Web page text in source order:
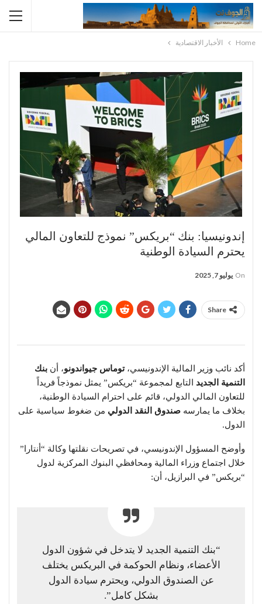
Home الأخبار الاقتصادية
إندونيسيا: بنك “بريكس” نموذج للتعاون المالي
يحترم السيادة الوطنية
On يوليو 7, 2025
Share
أكد نائب وزير المالية الإندونيسي،توماس جيواندونو، أن بنك
التنمية الجديد التابع لمجموعة “بريكس” يمثل نموذجاً فريداً
للتعاون المالي الدولي، قائم على احترام السيادة الوطنية،
بخلاف ما يمارسه صندوق النقد الدولي من ضغوط سياسية على
الدول.
وأوضح المسؤول الإندونيسي، في تصريحات نقلتها وكالة “أنتارا”
خلال اجتماع وزراء المالية ومحافظي البنوك المركزية لدول
“بريكس” في البرازيل، أن:
“بنك التنمية الجديد لا يتدخل في شؤون الدول
الأعضاء، ونظام الحوكمة في البريكس يختلف
عن الصندوق الدولي، ويحترم سيادة الدول
بشكل كامل”.